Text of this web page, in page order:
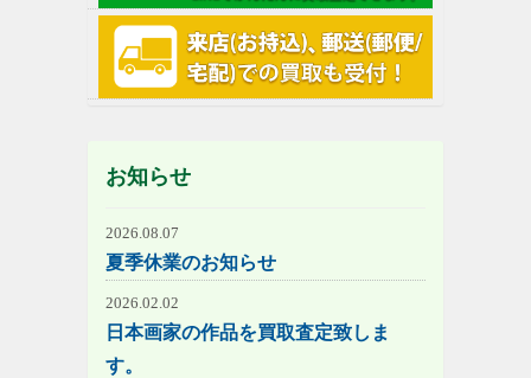
お知らせ
2026.08.07
夏季休業のお知らせ
2026.02.02
日本画家の作品を買取査定致しま
す。